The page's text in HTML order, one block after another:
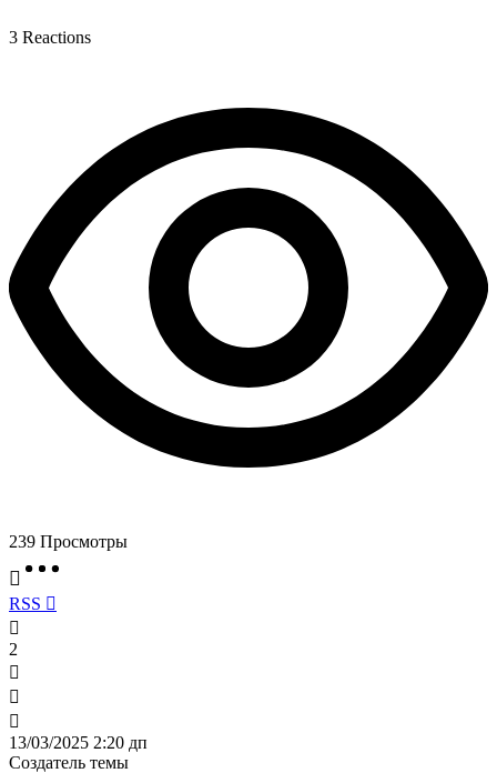
3 Reactions
239 Просмотры
RSS
2
13/03/2025 2:20 дп
Создатель темы